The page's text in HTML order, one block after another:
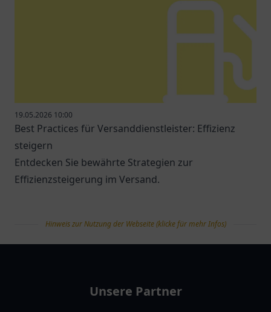
19.05.2026 10:00
Best Practices für Versanddienstleister: Effizienz
steigern
Entdecken Sie bewährte Strategien zur
Effizienzsteigerung im Versand.
Hinweis zur Nutzung der Webseite (klicke für mehr Infos)
Unsere Partner